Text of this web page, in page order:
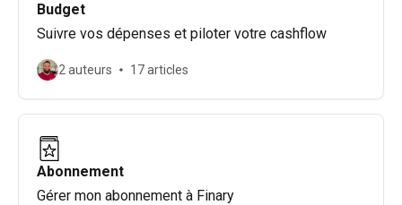
Budget
Suivre vos dépenses et piloter votre cashflow
2 auteurs 17 articles
Abonnement
Gérer mon abonnement à Finary